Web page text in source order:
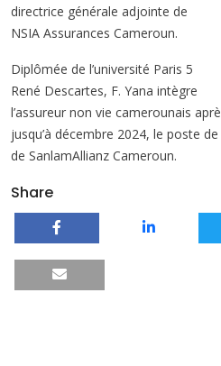
directrice générale adjointe de
NSIA Assurances Cameroun.
Diplômée de l’université Paris 5
René Descartes, F. Yana intègre
l’assureur non vie camerounais
jusqu’à décembre 2024, le poste
de SanlamAllianz Cameroun.
Share